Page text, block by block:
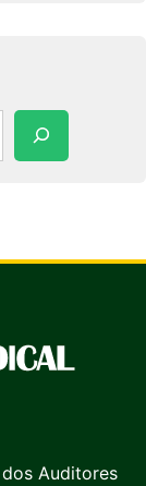
Auditores